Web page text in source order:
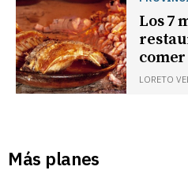
Los 7
LORETO
Más planes